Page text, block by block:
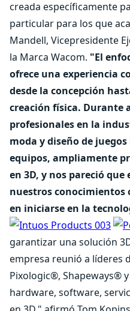
creada específicamente
particular para los que
Mandell, Vicepresidente
la Marca Wacom. "El
ofrece una experiencia
desde la concepción
creación física. Durante
profesionales en la
moda y diseño de
equipos, ampliamente
en 3D, y nos pareció
nuestros conocimientos
en iniciarse en la
garantizar una solución
empresa reunió a líderes
Pixologic®, Shapeways®
hardware, software,